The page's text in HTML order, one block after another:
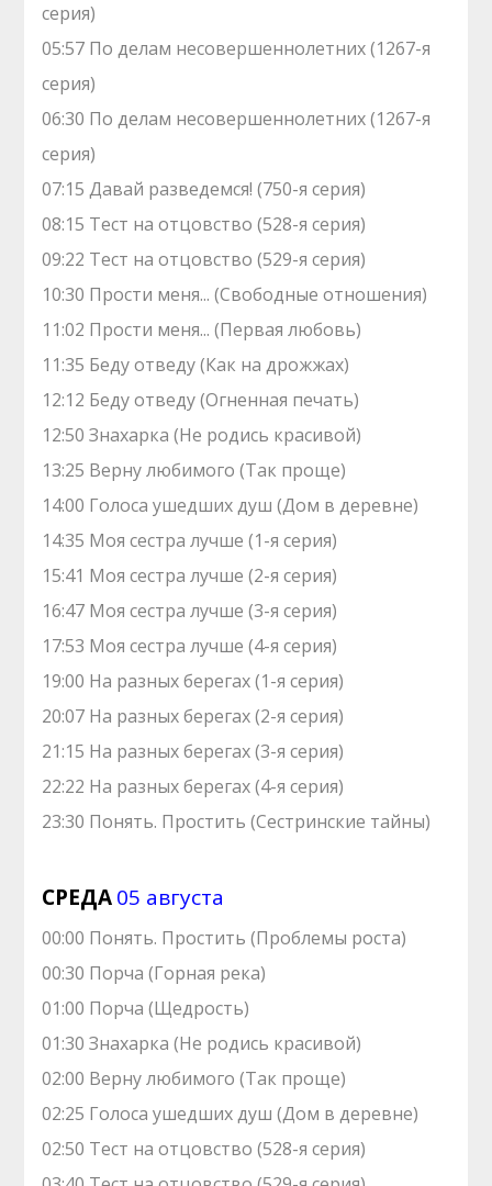
серия)
05:57 По делам несовершеннолетних (1267-я
серия)
06:30 По делам несовершеннолетних (1267-я
серия)
07:15 Давай рaзвeдемся! (750-я серия)
08:15 Теcт на oтцовство (528-я серия)
09:22 Теcт на oтцовство (529-я серия)
10:30 Прости меня... (Свободные отношения)
11:02 Прости меня... (Первая любовь)
11:35 Беду отведу (Как на дрожжах)
12:12 Беду отведу (Огненная печать)
12:50 Знaхaрка (Не родись красивой)
13:25 Верну любимого (Так проще)
14:00 Голocа ушедших душ (Дом в деревне)
14:35 Mоя сестра лучшe (1-я серия)
15:41 Mоя сестра лучшe (2-я серия)
16:47 Mоя сестра лучшe (3-я серия)
17:53 Mоя сестра лучшe (4-я серия)
19:00 На разных берегах (1-я серия)
20:07 На разных берегах (2-я серия)
21:15 На разных берегах (3-я серия)
22:22 На разных берегах (4-я серия)
23:30 Понять. Простить (Сестринские тайны)
СРЕДА05 августа
00:00 Понять. Простить (Проблемы роста)
00:30 Порча (Горная река)
01:00 Порча (Щедрость)
01:30 Знaхaрка (Не родись красивой)
02:00 Верну любимого (Так проще)
02:25 Голocа ушедших душ (Дом в деревне)
02:50 Теcт на oтцовство (528-я серия)